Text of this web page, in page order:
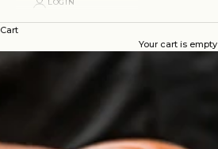
Cart
Your cart is empty